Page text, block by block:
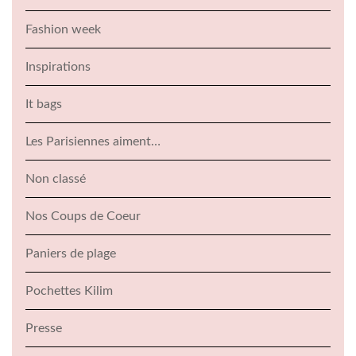
Fashion week
Inspirations
It bags
Les Parisiennes aiment…
Non classé
Nos Coups de Coeur
Paniers de plage
Pochettes Kilim
Presse